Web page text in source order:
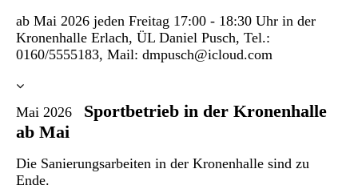
ab Mai 2026 jeden Freitag 17:00 - 18:30 Uhr in der
Kronenhalle Erlach, ÜL Daniel Pusch, Tel.:
0160/5555183, Mail: dmpusch@icloud.com
Mai 2026 Sportbetrieb in der Kronenhalle
ab Mai
Die Sanierungsarbeiten in der Kronenhalle sind zu
Ende.